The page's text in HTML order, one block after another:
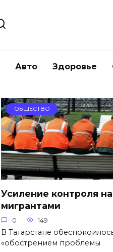
Авто Здоровье
ОБЩЕСТВО
Усиление контроля
мигрантами
0 149
В Татарстане
«обострением проблемы